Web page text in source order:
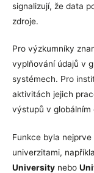
signalizují, že data
zdroje.
Pro výzkumníky
vyplňování údajů v
systémech. Pro
aktivitách jejich
výstupů v globálním
Funkce byla
univerzitami,
University nebo